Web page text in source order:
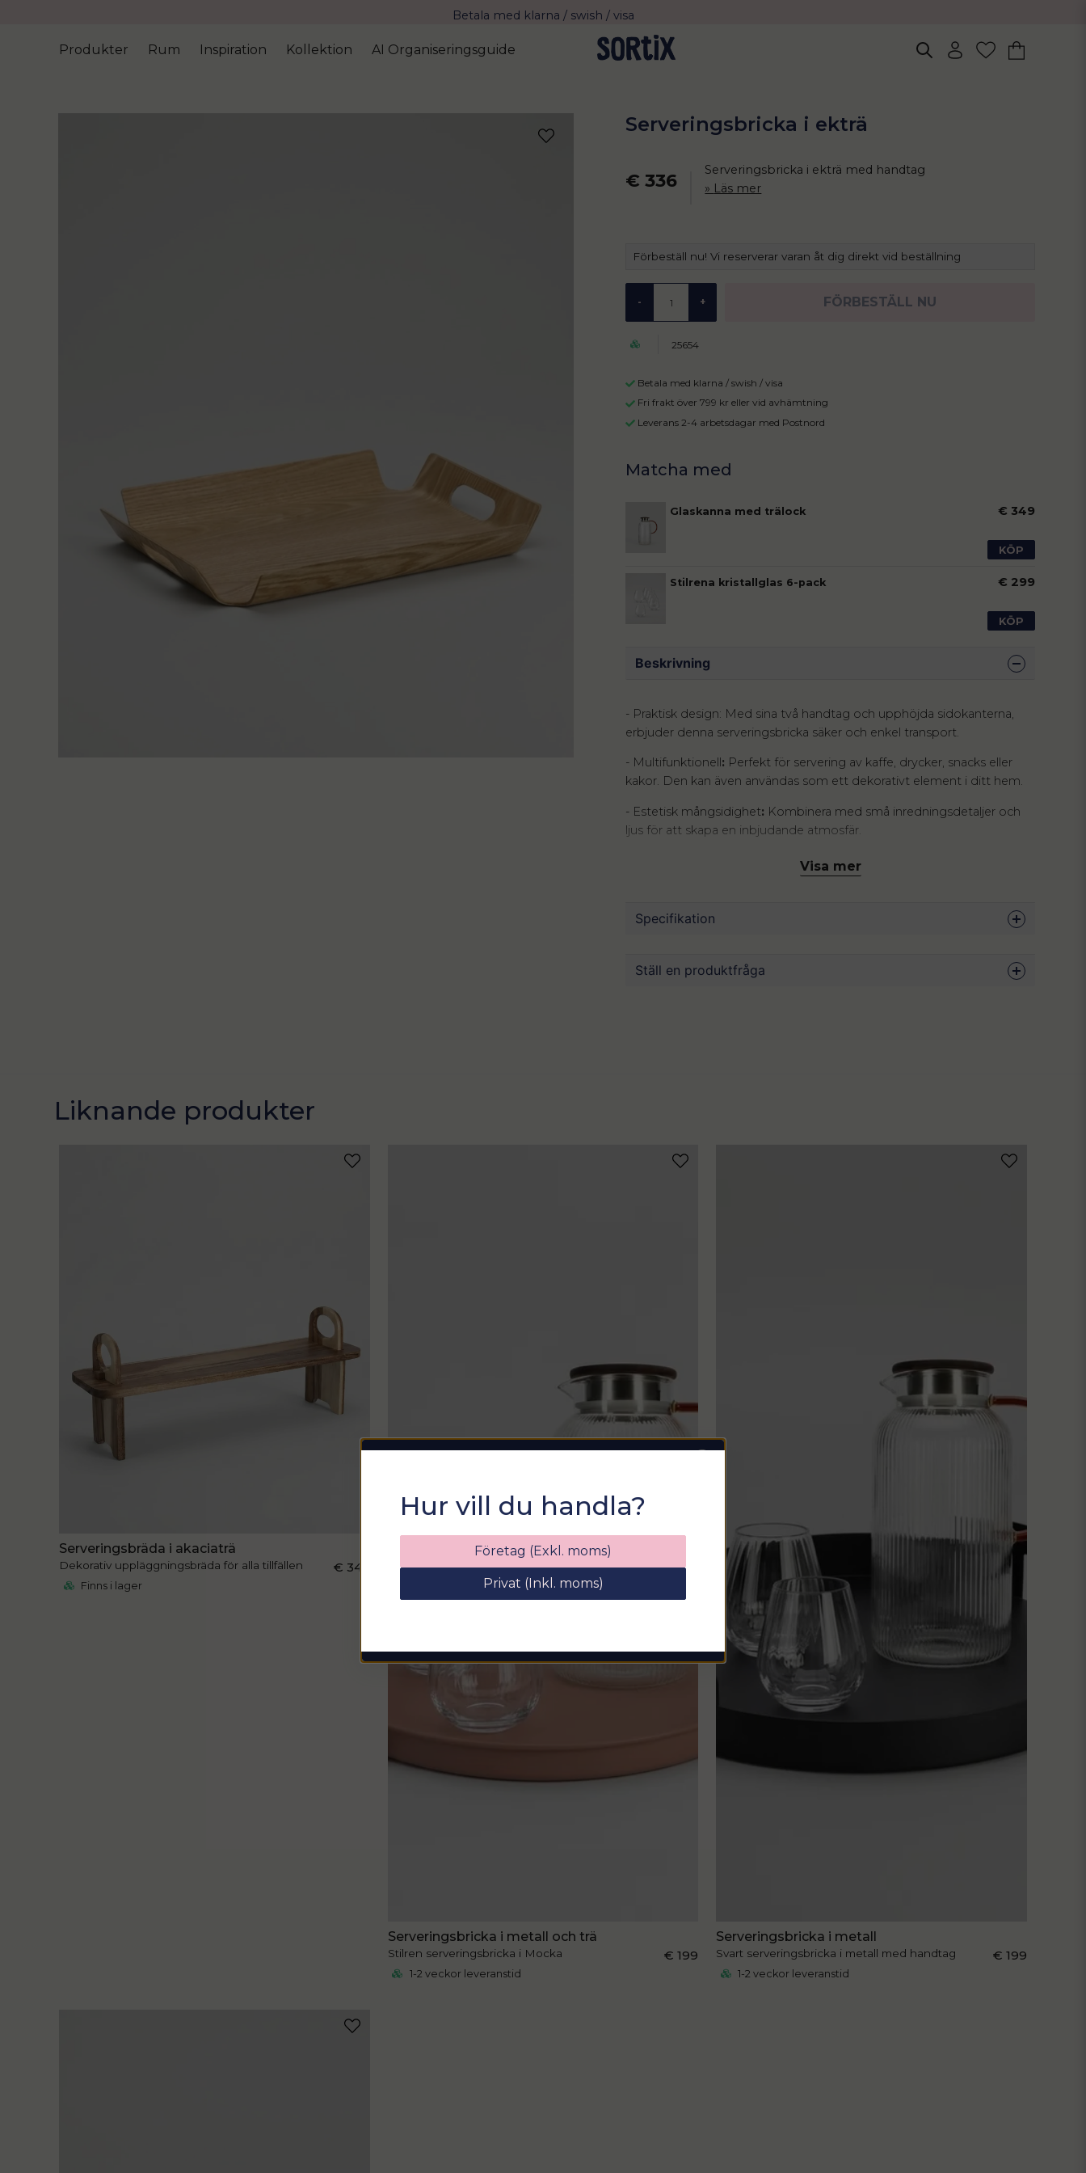
Fri frakt över 799 kr eller vid avhämtning
Leverans 2-4 arbetsdagar med Postnord
Produkter Rum Inspiration Kollektion AI Organiseringsguide
Serveringsbricka i ekträ
€ 336
Serveringsbricka i ekträ med handtag
Läs mer
Förbeställ nu! Vi reserverar varan åt dig direkt vid beställning
- + FÖRBESTÄLL NU
25654
Betala med klarna / swish / visa
Fri frakt över 799 kr eller vid avhämtning
Leverans 2-4 arbetsdagar med Postnord
Glaskanna med trälock € 349
KÖP
Stilrena kristallglas 6-pack € 299
KÖP
Beskrivning
- Praktisk design: Med sina två handtag och upphöjda sidokanterna,
erbjuder denna serveringsbricka säker och enkel transport.
- Multifunktionell : Perfekt för servering av kaffe, drycker, snacks eller
kakor. Den kan även användas som ett dekorativt element i ditt hem.
- Estetisk mångsidighet: Kombinera med små inredningsdetaljer och
ljus för att skapa en inbjudande atmosfär.
Upptäck den perfekta kombinationen av funktionalitet och stil med vår
serveringsbricka i ekfaner. Denna moderna bricka passar utmärkt i en
tilltalande.
ett stilfullt komplement till ditt hem. Oavsett tillfälle, kommer du att
Visa mer
Specifikation
Mått
Ställ en produktfråga
Ja, ni får publicera min fråga
Liknande produkter
Serveringsbräda i akaciaträ
Dekorativ uppläggningsbräda för alla tillfällen € 349
Finns i lager
Serveringsbricka i metall och trä
Stilren serveringsbricka i Mocka € 199
1-2 veckor leveranstid
Serveringsbricka i metall
Svart serveringsbricka i metall med handtag € 199
1-2 veckor leveranstid
Sommarfixa med
Sortix! 15% rabatt
Ange din e-postadress nedan för att få en
rabattkod på hela ditt köp
email
Hur vill du handla?
Företag (Exkl. moms)
Privat (Inkl. moms)